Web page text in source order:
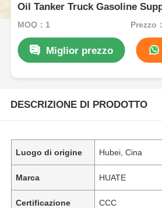
Oil Tanker Truck Gasoline
MOQ：1
Miglior prezzo
DESCRIZIONE DI PRODOTTO
Luogo di origine Hubei, Cina
Marca HUATE
Certificazione CCC